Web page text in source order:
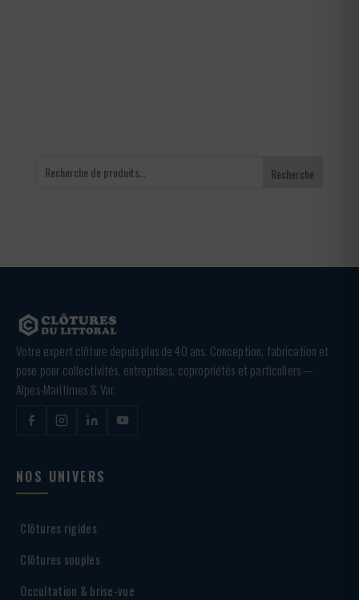
Recherche
Votre expert clôture depuis plus de 40 ans. Conception, fabrication et
pose pour collectivités, entreprises, copropriétés et particuliers —
Alpes-Maritimes & Var.
NOS UNIVERS
Clôtures rigides
Clôtures souples
Occultation & brise-vue